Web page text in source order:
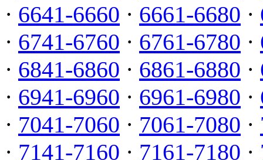
· 6641-6660 · 6661-6680 ·
· 6741-6760 · 6761-6780 ·
· 6841-6860 · 6861-6880 ·
· 6941-6960 · 6961-6980 ·
· 7041-7060 · 7061-7080 ·
· 7141-7160 · 7161-7180 ·